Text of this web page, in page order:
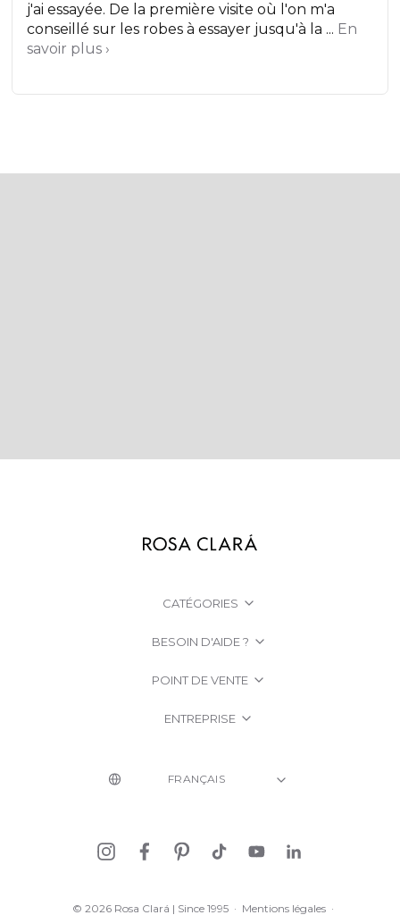
j'ai essayée. De la première visite où l'on m'a
conseillé sur les robes à essayer jusqu'à la ... En
savoir plus ›
CATÉGORIES
BESOIN D'AIDE ?
POINT DE VENTE
ENTREPRISE
© 2026 Rosa Clará | Since 1995 · Mentions légales ·